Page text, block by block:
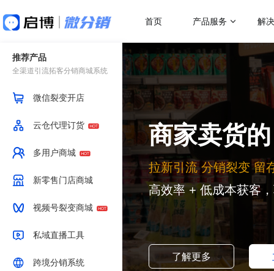
首页 产品服务 解
做社交电商，找启博
微分销
分销小程序
专注裂变的分销小程序
私域直播分销带货系统
视频号直播
抢占视频号流量阵地
热门应用场
二级分销
多人拼团
积分商城
优惠券
社区团购
解决方案
母婴行业解决方案
一站式赋能母婴品牌商智慧经营
行业销售渠道解决方案
帮助商家拓展销售新渠道
直播带货解决方案
开通微信+小程序+APP直播带货系统
构建会员积分商城体系
传
帮助
微
助商
品牌
关于我们
18年专注全产业SaaS产品服务
决方案
货数据实时查看
费体验
商家卖货
拉新引流 分销裂变 留
高效率 + 低成本获客
了解更多
推荐产品
全渠道引流拓客分销商城系统
微信裂变开店
云仓代理订货
多用户商城
新零售门店商城
视频号裂变商城
私域直播工具
跨境分销系统